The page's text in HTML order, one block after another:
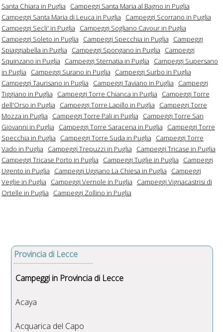
Santa Chiara in Puglia
Campeggi Santa Maria al Bagno in Puglia
Campeggi Santa Maria di Leuca in Puglia
Campeggi Scorrano in Puglia
Campeggi Secli' in Puglia
Campeggi Sogliano Cavour in Puglia
Campeggi Soleto in Puglia
Campeggi Specchia in Puglia
Campeggi
Spiaggiabella in Puglia
Campeggi Spongano in Puglia
Campeggi
Squinzano in Puglia
Campeggi Sternatia in Puglia
Campeggi Supersano
in Puglia
Campeggi Surano in Puglia
Campeggi Surbo in Puglia
Campeggi Taurisano in Puglia
Campeggi Taviano in Puglia
Campeggi
Tiggiano in Puglia
Campeggi Torre Chianca in Puglia
Campeggi Torre
dell'Orso in Puglia
Campeggi Torre Lapillo in Puglia
Campeggi Torre
Mozza in Puglia
Campeggi Torre Pali in Puglia
Campeggi Torre San
Giovanni in Puglia
Campeggi Torre Saracena in Puglia
Campeggi Torre
Specchia in Puglia
Campeggi Torre Suda in Puglia
Campeggi Torre
Vado in Puglia
Campeggi Trepuzzi in Puglia
Campeggi Tricase in Puglia
Campeggi Tricase Porto in Puglia
Campeggi Tuglie in Puglia
Campeggi
Ugento in Puglia
Campeggi Uggiano La Chiesa in Puglia
Campeggi
Veglie in Puglia
Campeggi Vernole in Puglia
Campeggi Vignacastrisi di
Ortelle in Puglia
Campeggi Zollino in Puglia
Provincia di Lecce
Campeggi in Provincia di Lecce
Acaya
Acquarica del Capo